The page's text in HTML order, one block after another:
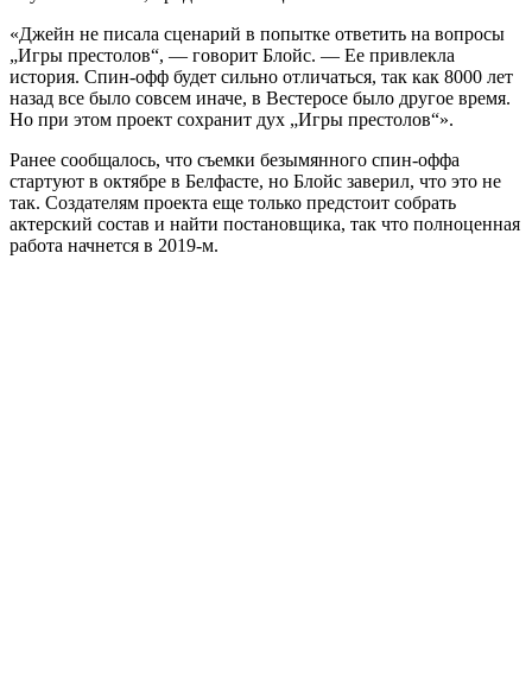
«Джейн не писала сценарий в попытке ответить на вопросы
„Игры престолов“, — говорит Блойс. — Ее привлекла
история. Спин-офф будет сильно отличаться, так как 8000 лет
назад все было совсем иначе, в Вестеросе было другое время.
Но при этом проект сохранит дух „Игры престолов“».
Ранее сообщалось, что съемки безымянного спин-оффа
стартуют в октябре в Белфасте, но Блойс заверил, что это не
так. Создателям проекта еще только предстоит собрать
актерский состав и найти постановщика, так что полноценная
работа начнется в 2019-м.